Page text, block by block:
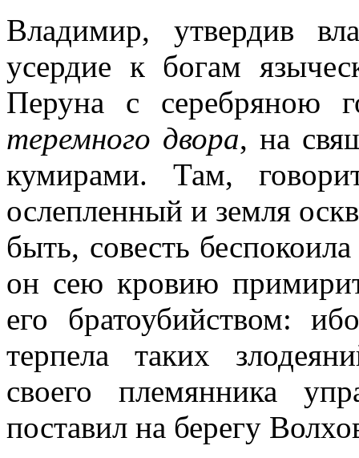
Владимир, утвердив
усердие к богам
Перуна с серебряною
теремного двора, на
кумирами. Там,
ослепленный и земля
быть, совесть
он сею кровию
его братоубийством:
терпела таких
своего племянника
поставил на берегу